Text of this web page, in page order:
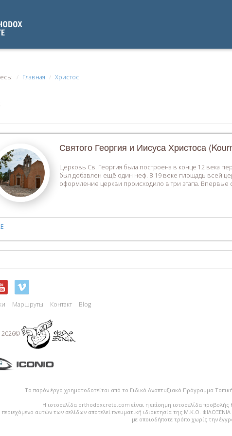
Главная Христос
Святого Георгия и Иисуса Христоса
Церковь Св. Георгия была построена в конце 12 века
был добавлен ещё один неф. В 19 веке площадь всей
оформление церкви происходило в три этапа.
Маршруты Контакт Blog
2026©
Το παρόν έργο χρηματοδοτείται από το Ειδικό Αναπτυξιακό Πρόγραμμα
Η ιστοσελίδα orthodoxcrete.com είναι η επίσημη ιστοσελίδα
περιεχόμενο αυτών των σελίδων αποτελεί πvευματική ιδιοκτησία της Μ.Κ.Ο.
με οποιοδήποτε τρόπο χωρίς την